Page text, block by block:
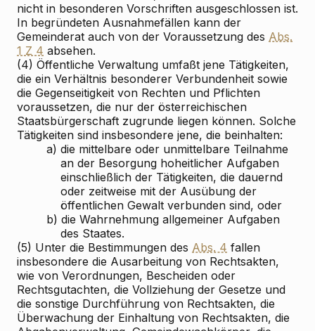
nicht in besonderen Vorschriften ausgeschlossen ist.
In begründeten Ausnahmefällen kann der
Gemeinderat auch von der Voraussetzung des Abs.
1 Z 4 absehen.
(4) Öffentliche Verwaltung umfaßt jene Tätigkeiten,
die ein Verhältnis besonderer Verbundenheit sowie
die Gegenseitigkeit von Rechten und Pflichten
voraussetzen, die nur der österreichischen
Staatsbürgerschaft zugrunde liegen können. Solche
Tätigkeiten sind insbesondere jene, die beinhalten:
a) die mittelbare oder unmittelbare Teilnahme
an der Besorgung hoheitlicher Aufgaben
einschließlich der Tätigkeiten, die dauernd
oder zeitweise mit der Ausübung der
öffentlichen Gewalt verbunden sind, oder
b) die Wahrnehmung allgemeiner Aufgaben
des Staates.
(5) Unter die Bestimmungen des Abs. 4 fallen
insbesondere die Ausarbeitung von Rechtsakten,
wie von Verordnungen, Bescheiden oder
Rechtsgutachten, die Vollziehung der Gesetze und
die sonstige Durchführung von Rechtsakten, die
Überwachung der Einhaltung von Rechtsakten, die